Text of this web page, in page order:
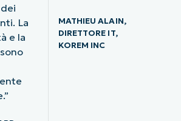
La
e la
MATHIEU ALAIN,
DIRETTORE IT,
KOREM INC